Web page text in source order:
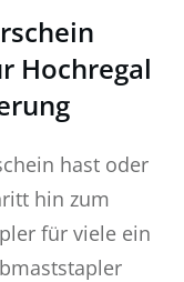
Hochregal
hast oder
hin zum
für viele ein